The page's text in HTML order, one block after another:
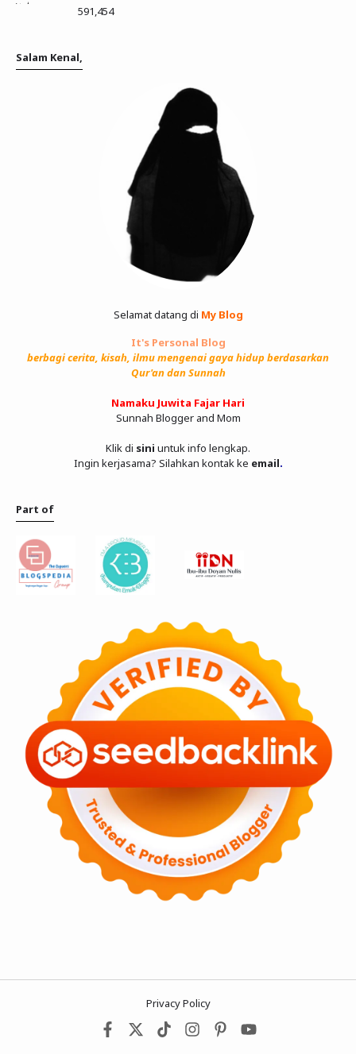
591,454
Salam Kenal,
Selamat datang di My Blog
It's Personal Blog
berbagi cerita, kisah, ilmu mengenai gaya hidup berdasarkan
Qur'an dan Sunnah
Namaku Juwita Fajar Hari
Sunnah Blogger and Mom
Klik di sini untuk info lengkap.
Ingin kerjasama? Silahkan kontak ke email.
Part of
Privacy Policy